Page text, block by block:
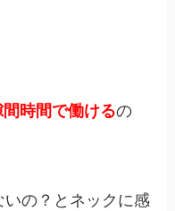
時間で働けるの
の？とネックに感